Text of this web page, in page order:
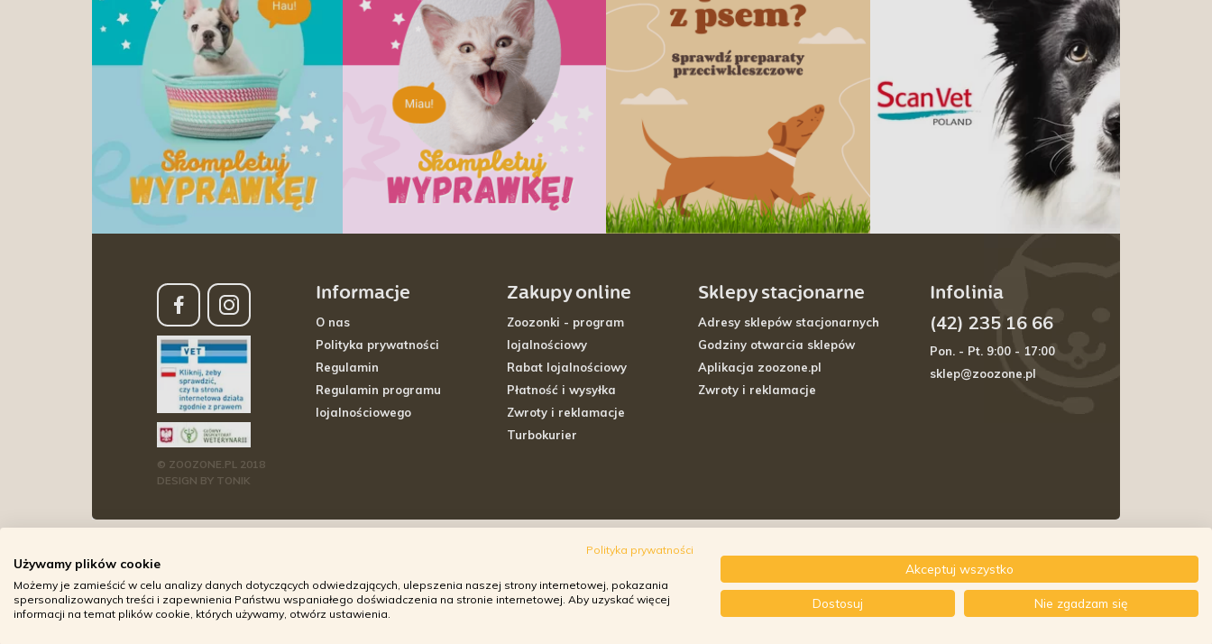
© ZOOZONE.PL 2018
DESIGN BY TONIK
Informacje
O nas
Polityka prywatności
Regulamin
Regulamin programu
lojalnościowego
Zakupy online
Zoozonki - program
lojalnościowy
Rabat lojalnościowy
Płatność i wysyłka
Zwroty i reklamacje
Turbokurier
Sklepy stacjonarne
Adresy sklepów stacjonarnych
Godziny otwarcia sklepów
Aplikacja zoozone.pl
Zwroty i reklamacje
Infolinia
(42) 235 16 66
Pon. - Pt. 9:00 - 17:00
sklep@zoozone.pl
Polityka prywatności
Używamy plików cookie
Możemy je zamieścić w celu analizy danych dotyczących odwiedzających, ulepszenia naszej strony internetowej, pokazania
spersonalizowanych treści i zapewnienia Państwu wspaniałego doświadczenia na stronie internetowej. Aby uzyskać więcej
informacji na temat plików cookie, których używamy, otwórz ustawienia.
Akceptuj wszystko
Dostosuj Nie zgadzam się